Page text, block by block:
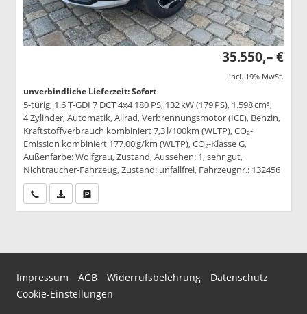
35.550,– €
incl. 19% MwSt.
unverbindliche Lieferzeit: Sofort
5-türig, 1.6 T-GDI 7 DCT 4x4 180 PS, 132 kW (179 PS), 1.598 cm³,
4 Zylinder, Automatik, Allrad, Verbrennungsmotor (ICE), Benzin,
Kraftstoffverbrauch kombiniert 7,3 l/100km (WLTP), CO₂-
Emission kombiniert 177.00 g/km (WLTP), CO₂-Klasse G,
Außenfarbe: Wolfgrau, Zustand, Aussehen: 1, sehr gut,
Nichtraucher-Fahrzeug, Zustand: unfallfrei, Fahrzeugnr.: 132456
Wir rufen Sie anPDF-Datei, Fahrzeugexposé drucken
Impressum AGB Widerrufsbelehrung
Datenschutz
Cookie-Einstellungen